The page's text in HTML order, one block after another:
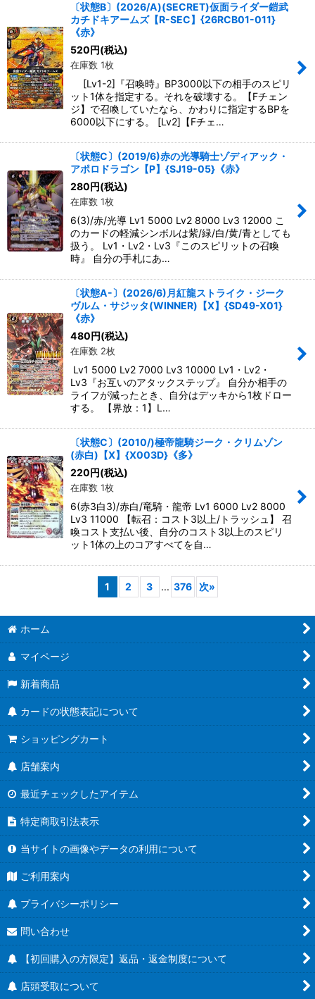
〔状態B〕(2026/A)(SECRET)仮面ライダー鎧武
カチドキアームズ【R-SEC】{26RCB01-011}
《赤》
520円(税込)
在庫数 1枚
[Lv1-2]『召喚時』BP3000以下の相手のスピリ
ット1体を指定する。それを破壊する。【Fチェン
ジ】で召喚していたなら、かわりに指定するBPを
6000以下にする。 [Lv2]【Fチェ…
〔状態C〕(2019/6)赤の光導騎士ゾディアック・
アポロドラゴン【P】{SJ19-05}《赤》
280円(税込)
在庫数 1枚
6(3)/赤/光導 Lv1 5000 Lv2 8000 Lv3 12000 こ
のカードの軽減シンボルは紫/緑/白/黄/青としても
扱う。 Lv1・Lv2・Lv3『このスピリットの召喚
時』 自分の手札にあ…
〔状態A-〕(2026/6)月紅龍ストライク・ジーク
ヴルム・サジッタ(WINNER)【X】{SD49-X01}
《赤》
480円(税込)
在庫数 2枚
Lv1 5000 Lv2 7000 Lv3 10000 Lv1・Lv2・
Lv3『お互いのアタックステップ』 自分か相手の
ライフが減ったとき、自分はデッキから1枚ドロー
する。 【界放：1】L…
〔状態C〕(2010/)極帝龍騎ジーク・クリムゾン
(赤白)【X】{X003D}《多》
220円(税込)
在庫数 1枚
6(赤3白3)/赤白/竜騎・龍帝 Lv1 6000 Lv2 8000
Lv3 11000 【転召：コスト3以上/トラッシュ】 召
喚コスト支払い後、自分のコスト3以上のスピリ
ット1体の上のコアすべてを自…
1 2 3 ... 376 次»
ホーム
マイページ
新着商品
カードの状態表記について
ショッピングカート
店舗案内
最近チェックしたアイテム
特定商取引法表示
当サイトの画像やデータの利用について
ご利用案内
プライバシーポリシー
問い合わせ
【初回購入の方限定】返品・返金制度について
店頭受取について